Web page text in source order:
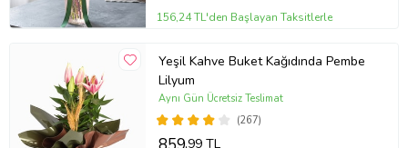
156,24 TL'den Başlayan Taksitlerle
Yeşil Kahve Buket Kağıdında Pembe
Lilyum
(267)
Aynı Gün Ücretsiz Teslimat
,99 TL